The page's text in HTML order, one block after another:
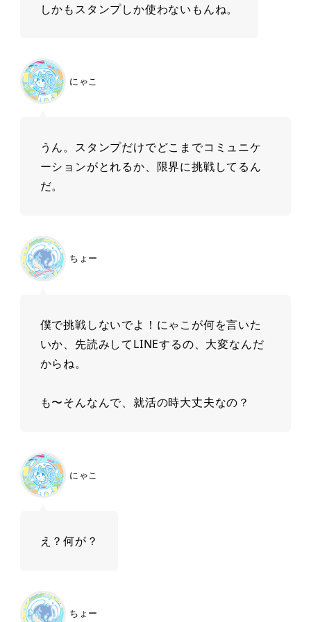
しかもスタンプしか使わないもんね。
にゃこ
うん。スタンプだけでどこまでコミュニケ
ーションがとれるか、限界に挑戦してるん
だ。
ちょー
僕で挑戦しないでよ！にゃこが何を言いた
いか、先読みしてLINEするの、大変なんだ
からね。
も〜そんなんで、就活の時大丈夫なの？
にゃこ
え？何が？
ちょー